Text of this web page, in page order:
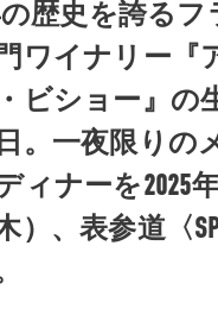
の歴史を誇るフ
ワイナリー『
ビショー』の
。一夜限りの
ィナーを2025
）、表参道〈